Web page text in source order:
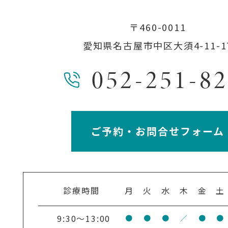
〒460-0011
愛知県名古屋市中区大須4-11-
052-251-
ご予約・お問合せフォーム
診療時間 月 火 水 木 金 土
9:30～13:00 ● ● ● ／ ● ●